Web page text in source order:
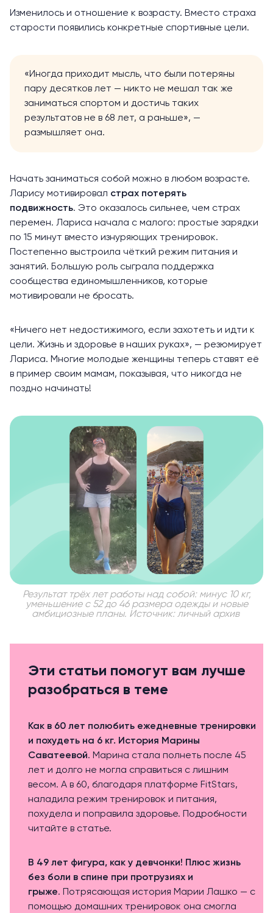
Изменилось и отношение к возрасту. Вместо страха
старости появились конкретные спортивные цели.
«Иногда приходит мысль, что были потеряны
пару десятков лет — никто не мешал так же
заниматься спортом и достичь таких
результатов не в 68 лет, а раньше», —
размышляет она.
Начать заниматься собой можно в любом возрасте.
Ларису мотивировал страх потерять
подвижность. Это оказалось сильнее, чем страх
перемен. Лариса начала с малого: простые зарядки
по 15 минут вместо изнуряющих тренировок.
Постепенно выстроила чёткий режим питания и
занятий. Большую роль сыграла поддержка
сообщества единомышленников, которые
мотивировали не бросать.
«Ничего нет недостижимого, если захотеть и идти к
цели. Жизнь и здоровье в наших руках», — резюмирует
Лариса. Многие молодые женщины теперь ставят её
в пример своим мамам, показывая, что никогда не
поздно начинать!
Результат трёх лет работы над собой: минус 10 кг,
уменьшение с 52 до 46 размера одежды и новые
амбициозные планы. Источник: личный архив
Эти статьи помогут вам лучше
разобраться в теме
Как в 60 лет полюбить ежедневные тренировки
и похудеть на 6 кг. История Марины
Саватеевой. Марина стала полнеть после 45
лет и долго не могла справиться с лишним
весом. А в 60, благодаря платформе FitStars,
наладила режим тренировок и питания,
похудела и поправила здоровье. Подробности
читайте в статье.
В 49 лет фигура, как у девчонки! Плюс жизнь
без боли в спине при протрузиях и
грыже. Потрясающая история Марии Лашко — с
помощью домашних тренировок она смогла